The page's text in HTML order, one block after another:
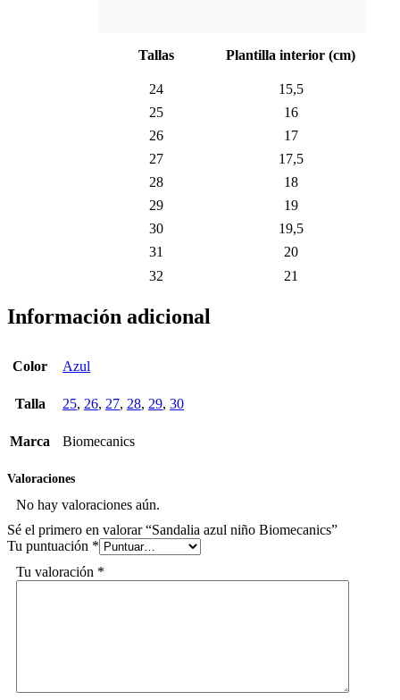
Tallas Plantilla interior (cm)
24
15,5
25
16
26
17
27
17,5
28
18
29
19
30
19,5
31
20
32
21
Información adicional
Color Azul
Talla 25, 26, 27, 28, 29, 30
Marca Biomecanics
Valoraciones
No hay valoraciones aún.
Sé el primero en valorar “Sandalia azul niño Biomecanics”
Tu puntuación *
Tu valoración *